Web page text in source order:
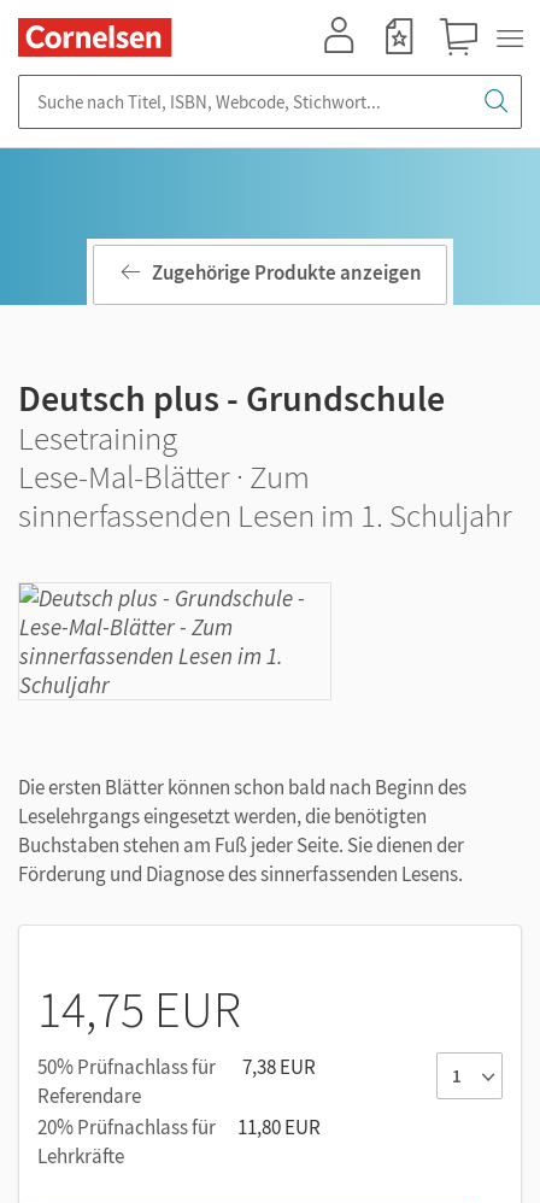
Zugehörige Produkte anzeigen
Deutsch plus - Grundschule
Lesetraining
Lese-Mal-Blätter · Zum
sinnerfassenden Lesen im 1. Schuljahr
Die ersten Blätter können schon bald nach Beginn des
Leselehrgangs eingesetzt werden, die benötigten
Buchstaben stehen am Fuß jeder Seite. Sie dienen der
Förderung und Diagnose des sinnerfassenden Lesens.
14,75 EUR
50% Prüfnachlass für
Referendare
7,38 EUR
20% Prüfnachlass für
Lehrkräfte
11,80 EUR